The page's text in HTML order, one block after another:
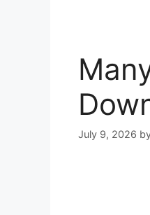
July 9, 2026